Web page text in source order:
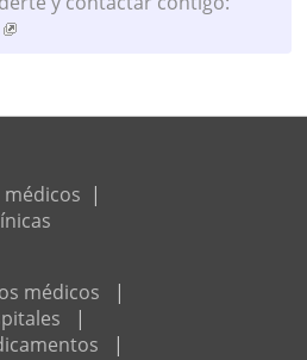
|
médicos
|
|
|